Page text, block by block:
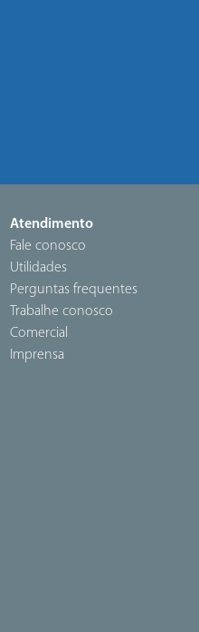
Atendimento
Fale conosco
Utilidades
Perguntas frequentes
Trabalhe conosco
Comercial
Imprensa